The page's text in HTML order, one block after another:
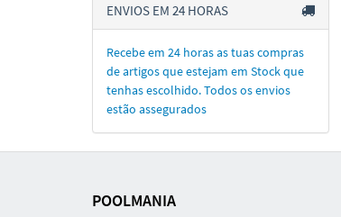
ENVIOS EM 24 HORAS
Recebe em 24 horas as tuas compras
de artigos que estejam em Stock que
tenhas escolhido. Todos os envios
estão assegurados
POOLMANIA